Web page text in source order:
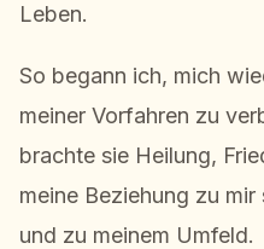
Leben.
So begann ich, mich
meiner Vorfahren zu
brachte sie Heilung,
meine Beziehung zu
und zu meinem Umfeld.